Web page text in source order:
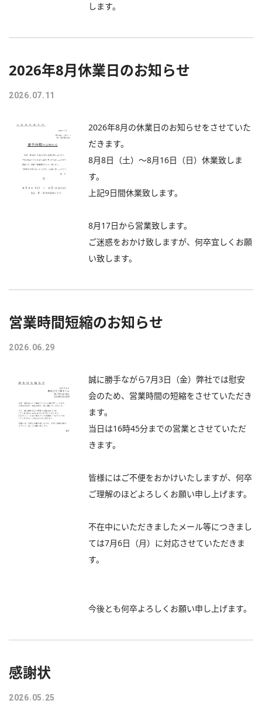
します。
2026年8月休業日のお知らせ
2026.07.11
2026年8月の休業日のお知らせをさせていた
だきます。
8月8日（土）～8月16日（日）休業致しま
す。
上記9日間休業致します。
8月17日から営業致します。
ご迷惑をおかけ致しますが、何卒宜しくお願
い致します。
営業時間短縮のお知らせ
2026.06.29
誠に勝手ながら7月3日（金）弊社では慰安
会のため、営業時間の短縮をさせていただき
ます。
当日は16時45分までの営業とさせていただ
きます。
皆様にはご不便をおかけいたしますが、何卒
ご理解のほどよろしくお願い申し上げます。
不在中にいただきましたメール等につきまし
ては7月6日（月）に対応させていただきま
す。
今後とも何卒よろしくお願い申し上げます。
感謝状
2026.05.25